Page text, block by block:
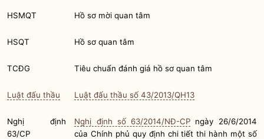
HSMQT Hồ sơ mời quan tâm
HSQT Hồ sơ quan tâm
TCĐG Tiêu chuẩn đánh giá hồ sơ quan tâm
Luật đấu thầu Luật đấu thầu số 43/2013/QH13
Nghị định
63/CP
Nghị định số 63/2014/NĐ-CP ngày 26/6/2014
của Chính phủ quy định chi tiết thi hành một số